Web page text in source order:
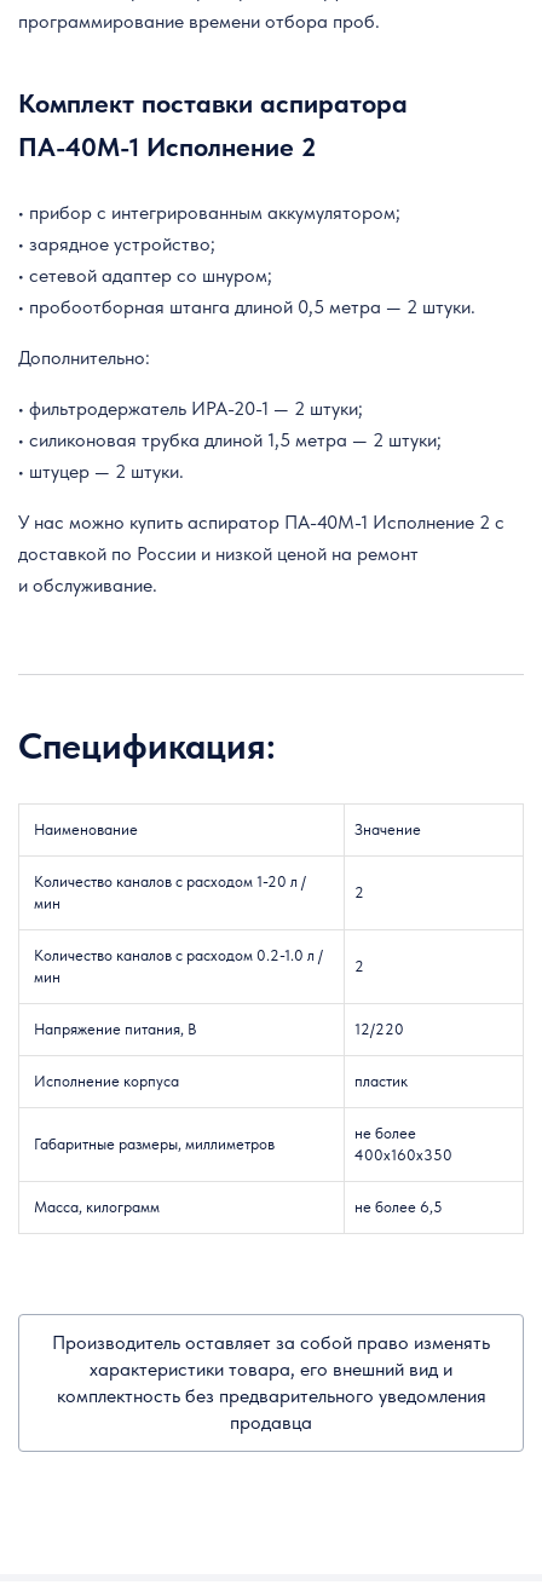
программирование времени отбора проб.
Комплект поставки аспиратора
ПА-40М-1 Исполнение 2
• прибор с интегрированным аккумулятором;
• зарядное устройство;
• сетевой адаптер со шнуром;
• пробоотборная штанга длиной 0,5 метра — 2 штуки.
Дополнительно:
• фильтродержатель ИРА-20-1 — 2 штуки;
• силиконовая трубка длиной 1,5 метра — 2 штуки;
• штуцер — 2 штуки.
У нас можно купить аспиратор ПА-40М-1 Исполнение 2 с
доставкой по России и низкой ценой на ремонт
и обслуживание.
Спецификация:
Наименование Значение
Количество каналов с расходом 1-20 л /
мин
2
Количество каналов с расходом 0.2-1.0 л /
мин
2
Напряжение питания, В 12/220
Исполнение корпуса пластик
Габаритные размеры, миллиметров
не более
400x160x350
Масса, килограмм не более 6,5
Производитель оставляет за собой право изменять
характеристики товара, его внешний вид и
комплектность без предварительного уведомления
продавца